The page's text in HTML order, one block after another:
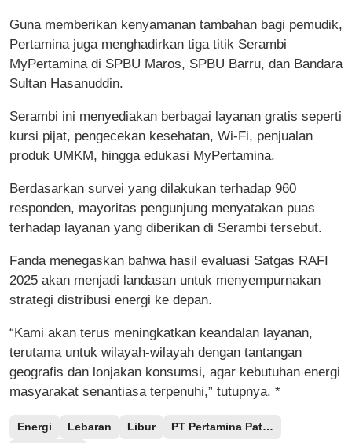
Guna memberikan kenyamanan tambahan bagi pemudik,
Pertamina juga menghadirkan tiga titik Serambi
MyPertamina di SPBU Maros, SPBU Barru, dan Bandara
Sultan Hasanuddin.
Serambi ini menyediakan berbagai layanan gratis seperti
kursi pijat, pengecekan kesehatan, Wi-Fi, penjualan
produk UMKM, hingga edukasi MyPertamina.
Berdasarkan survei yang dilakukan terhadap 960
responden, mayoritas pengunjung menyatakan puas
terhadap layanan yang diberikan di Serambi tersebut.
Fanda menegaskan bahwa hasil evaluasi Satgas RAFI
2025 akan menjadi landasan untuk menyempurnakan
strategi distribusi energi ke depan.
“Kami akan terus meningkatkan keandalan layanan,
terutama untuk wilayah-wilayah dengan tantangan
geografis dan lonjakan konsumsi, agar kebutuhan energi
masyarakat senantiasa terpenuhi,” tutupnya. *
Energi Lebaran Libur
PT Pertamina Patra Niaga Regional Sulawesi